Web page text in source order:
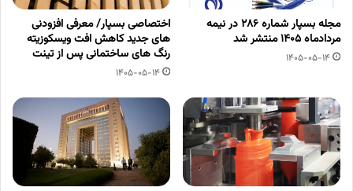
مجله بسپار شماره 286 در نیمه
مردادماه 1405 منتشر شد
1405-05-14
اختصاصی بسپار/ معرفی افزودنی
های جدید کاهش افت ویسکوزیته
رنگ های ساختمانی پس از تینت
1405-05-14